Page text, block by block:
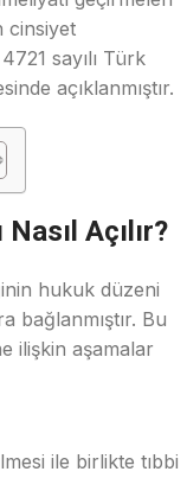
cinsiyet
sayılı Türk
açıklanmıştır.
Açılır?
hukuk düzeni
bağlanmıştır. Bu
ilişkin aşamalar
ile birlikte tıbbi